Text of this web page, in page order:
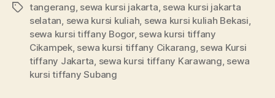
Tag tangerang sewa kursi jakarta sewa kursi jakarta
selatan sewa kursi kuliah sewa kursi kuliah Bekasi
sewa kursi tiffany Bogor, sewa kursi tiffany
Cikampek, sewa kursi tiffany Cikarang sewa Kursi
tiffany Jakarta sewa kursi tiffany Karawang sewa
kursi tiffany Subang